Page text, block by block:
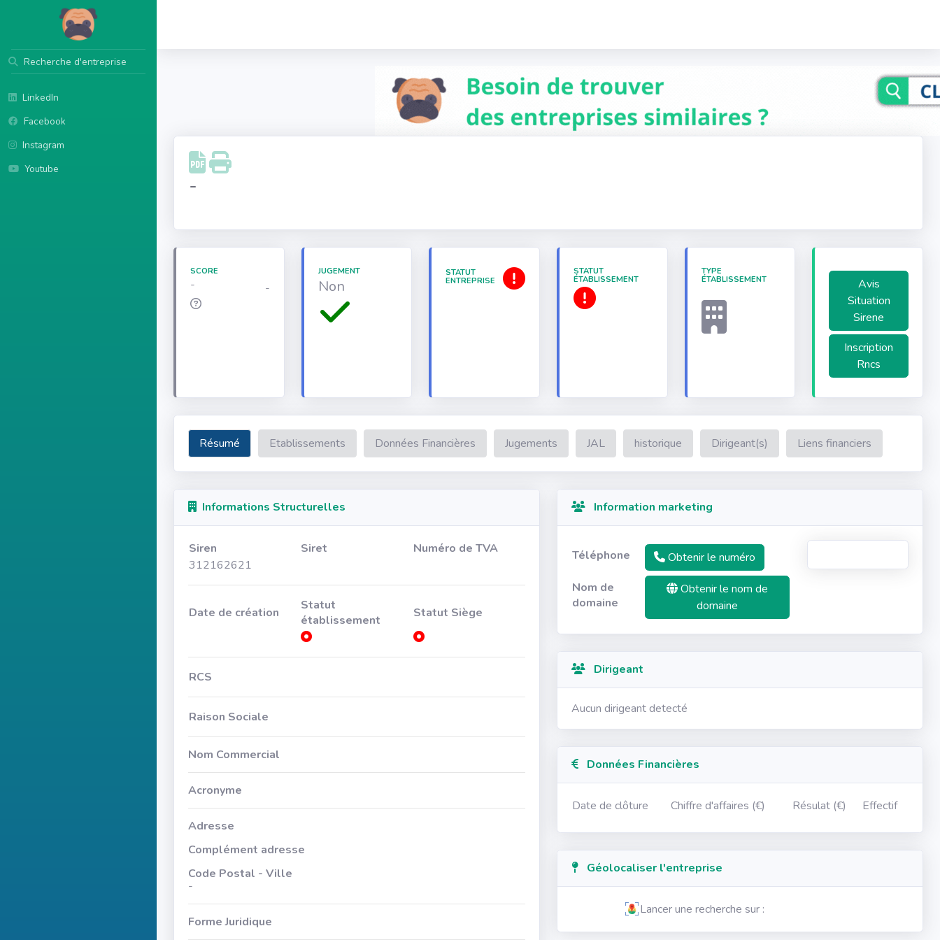
Recherche d'entreprise
LinkedIn
Facebook
Instagram
Youtube
-
SCORE
- -
JUGEMENT
Non
STATUT
ENTREPRISE
STATUT
ÉTABLISSEMENT
TYPE
ÉTABLISSEMENT
Avis
Situation
Sirene
Inscription
Rncs
Résumé Etablissements Données Financières Jugements JAL historique Dirigeant(s) Liens financiers
Informations Structurelles
Siren Siret
Numéro de TVA
312162621
Date de création
Statut
établissement
Statut Siège
RCS
Raison Sociale
Nom Commercial
Acronyme
Adresse
Complément adresse
Code Postal - Ville
-
Forme Juridique
Information marketing
Téléphone
Obtenir le numéro
Nom de
domaine
Obtenir le nom de
domaine
Dirigeant
Aucun dirigeant detecté
Données Financières
Date de clôture Chiffre d'affaires (€) Résulat (€) Effectif
Géolocaliser l'entreprise
Lancer une recherche sur :